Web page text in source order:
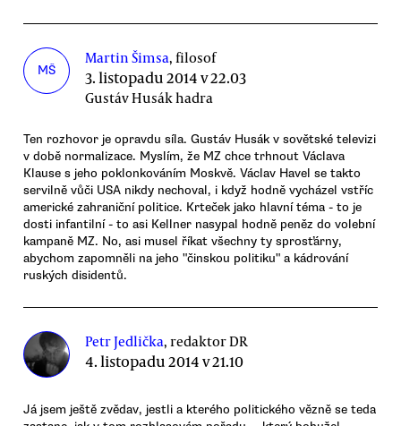
MŠ
Martin Šimsa, filosof
3. listopadu 2014 v 22.03
Gustáv Husák hadra
Ten rozhovor je opravdu síla. Gustáv Husák v sovětské televizi
v době normalizace. Myslím, že MZ chce trhnout Václava
Klause s jeho poklonkováním Moskvě. Václav Havel se takto
servilně vůči USA nikdy nechoval, i když hodně vycházel vstříc
americké zahraniční politice. Krteček jako hlavní téma - to je
dosti infantilní - to asi Kellner nasypal hodně peněz do volební
kampaně MZ. No, asi musel říkat všechny ty sprosťárny,
abychom zapomněli na jeho "činskou politiku" a kádrování
ruských disidentů.
Petr Jedlička, redaktor DR
4. listopadu 2014 v 21.10
Já jsem ještě zvědav, jestli a kterého politického vězně se teda